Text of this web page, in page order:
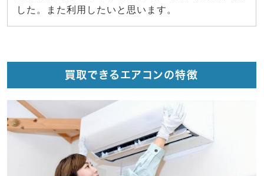
した。また利用したいと思います。
買取できるエアコンの特徴